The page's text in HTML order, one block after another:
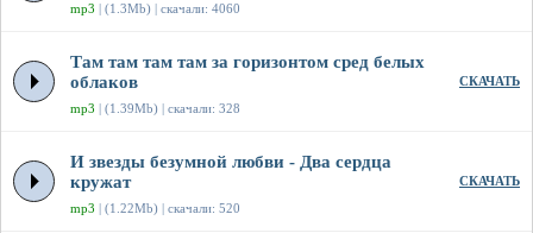
mp3 | (1.3Mb) | скачали: 4060
Там там там там за горизонтом сред белых
облаков
mp3 | (1.39Mb) | скачали: 328
СКАЧАТЬ
И звезды безумной любви - Два сердца
кружат
mp3 | (1.22Mb) | скачали: 520
СКАЧАТЬ